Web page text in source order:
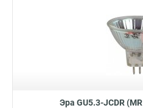
Эра GU5.3-JCDR